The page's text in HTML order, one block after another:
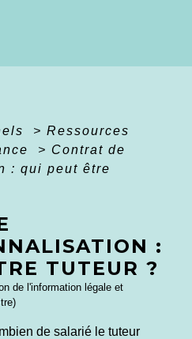
> Ressources
> Contrat de
: qui peut être
:
TUTEUR ?
de l'information légale et
de salarié le tuteur